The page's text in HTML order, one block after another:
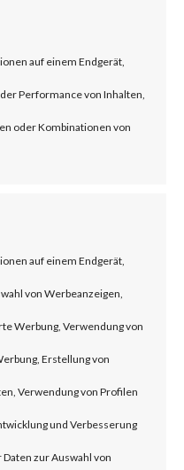
auf einem Endgerät,
Performance von Inhalten,
oder Kombinationen von
auf einem Endgerät,
von Werbeanzeigen,
Werbung, Verwendung von
Erstellung von
Verwendung von Profilen
und Verbesserung
zur Auswahl von
and CVE-